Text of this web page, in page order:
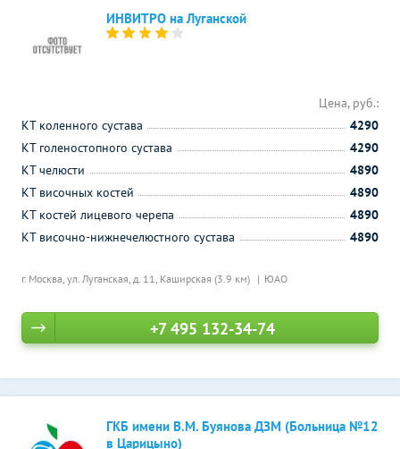
ИНВИТРО на Луганской
г. Москва, ул. Луганская, д. 11, Каширская (3.9 км) ЮАО
Цена, руб.:
КТ коленного сустава
4290
КТ голеностопного сустава
4290
КТ челюсти
4890
КТ височных костей
4890
КТ костей лицевого черепа
4890
КТ височно-нижнечелюстного сустава
4890
+7 495 132-34-74
ГКБ имени В.М. Буянова ДЗМ (Больница №12
в Царицыно)